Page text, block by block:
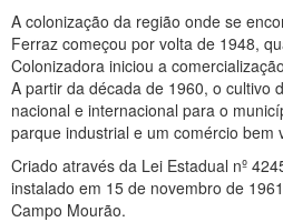
A colonização da região onde se
Ferraz começou por volta de 1948,
Colonizadora iniciou a
A partir da década de 1960, o cultivo
nacional e internacional para o
parque industrial e um comércio bem
Criado através da Lei Estadual nº
instalado em 15 de novembro de
Campo Mourão.